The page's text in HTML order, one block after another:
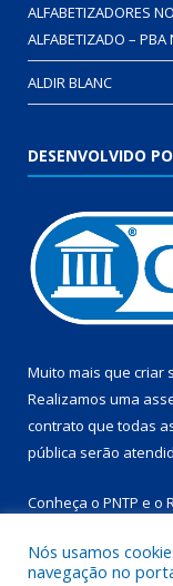
ALFABETIZADORES
ALFABETIZADO – PBA
ALDIR BLANC
DESENVOLVIDO
Muito mais que criar
Realizamos uma
contrato que todas
pública serão
Conheça o PNTP e o
Nós usamos
navegação no